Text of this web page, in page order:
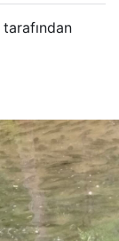
tarafından